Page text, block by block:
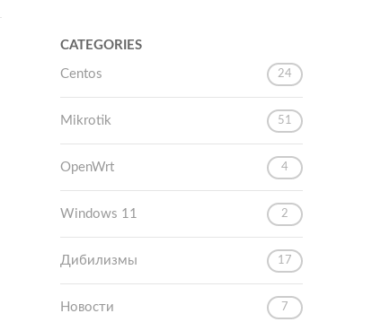
CATEGORIES
Centos 24
Mikrotik 51
OpenWrt 4
Windows 11 2
Дибилизмы 17
Новости 7